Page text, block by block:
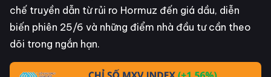
chế truyền dẫn từ rủi ro Hormuz đến giá dầu, diễn
biến phiên 25/6 và những điểm nhà đầu tư cần theo
dõi trong ngắn hạn.